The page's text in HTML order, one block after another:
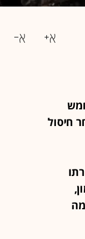
חיסול
לשנת 2026. במסגרתו